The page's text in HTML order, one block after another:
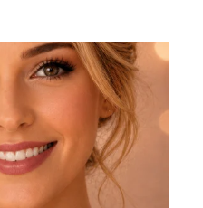
selectate manual,
a perlelor.